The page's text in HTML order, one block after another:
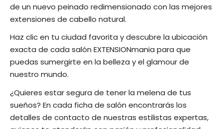
de un nuevo peinado redimensionado con las mejores
extensiones de cabello natural.
Haz clic en tu ciudad favorita y descubre la ubicación
exacta de cada salón EXTENSIONmania para que
puedas sumergirte en la belleza y el glamour de
nuestro mundo.
¿Quieres estar segura de tener la melena de tus
sueños? En cada ficha de salón encontrarás los
detalles de contacto de nuestras estilistas expertas,